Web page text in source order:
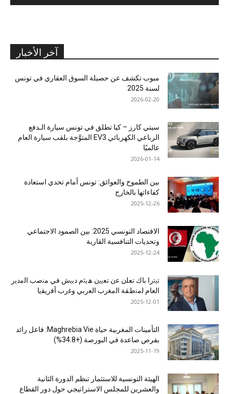
آخر الأخبار
مبوب تكشف عن حصيلة السوق العقاري في تونس
لسنة 2025
2026-02-20
سيتي كارز – كيا تطلق في تونس سيارة الـدفع
الرباعي الكهربائي EV3 المتوَّجة بلقب سيارة العام
عالميًا
2026-01-14
بين الطموح والعوائق: تونس أمام تحدي استعادة
كفاءاتها بالخارج
2025-12-26
الاقتصاد التونسي 2025: بين الصمود الاجتماعي
وتحديات التنافسية القارية
2025-12-24
ﺗﯾﺗرا ﺑﺎك ﺗﻌﻠن ﻋن ﺗﻌﯾﯾن ھﯾﺛم دﺑﯾش ﻓﻲ ﻣﻧﺻب اﻟﻣدﯾر
اﻟﻌﺎم ﻟﻣﻧطﻘﺔ اﻟﻣﻐرب اﻟﻌرﺑﻲ وﻏرب أﻓرﯾﻘﯾﺎ
2025-12-01
التأمينات المغربية حياة Maghrebia Vie: فاعل رائد
بفرص صاعدة في البورصة (+34.8%)
2025-11-19
الهيئة التونسية للاستثمار تنظم الدورة الثانية
والعشرين للمجلس الاستراتيجي حول دور القطاع